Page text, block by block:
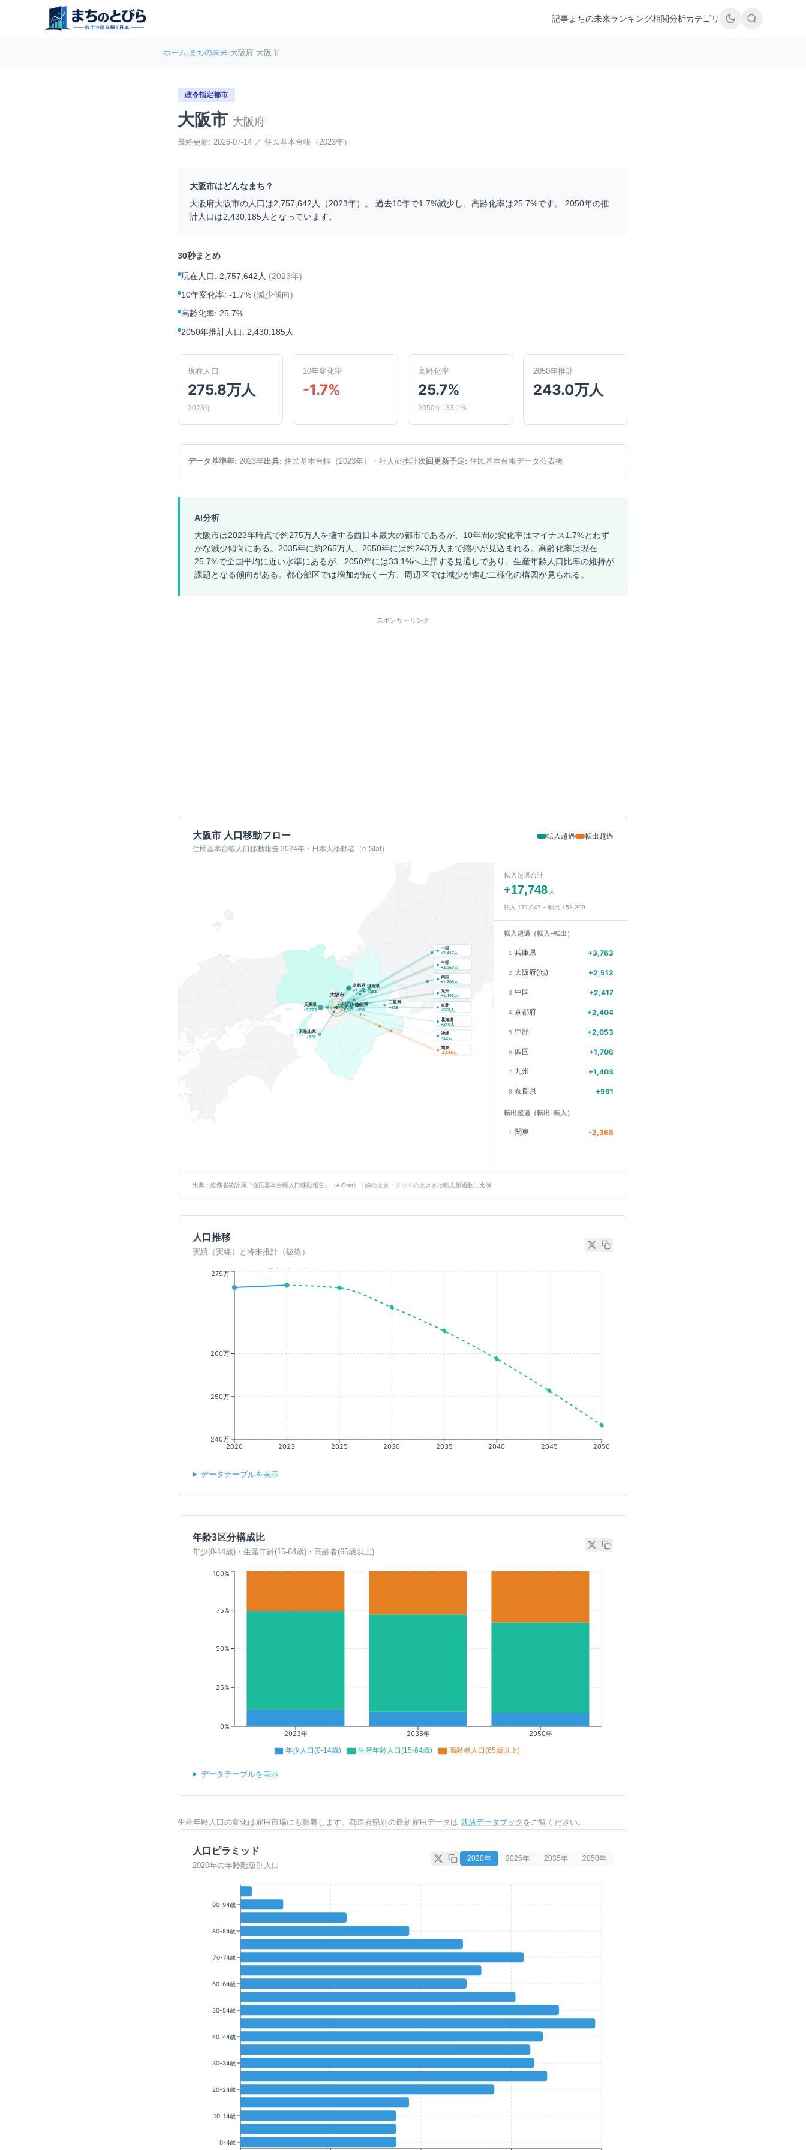
記事まちの未来ランキング相関分析カテゴリ
ホーム›まちの未来›大阪府 大阪市
政令指定都市
大阪市 大阪府
最終更新: 2026-07-14 ／ 住民基本台帳（2023年）
大阪市はどんなまち？
大阪府大阪市の人口は2,757,642 人（2023年）。 過去10年で1.7%減少し、高齢化率は25.7%です。 2050年の推
計人口は2,430,185人となっています。
30秒まとめ
現在人口: 2,757,642人 (2023年)
10年変化率: -1.7% (減少傾向)
高齢化率: 25.7%
2050年推計人口: 2,430,185人
現在人口
275.8万人
2023年
10年変化率
-1.7%
高齢化率
25.7%
2050年: 33.1%
2050年推計
243.0万人
データ基準年: 2023年出典: 住民基本台帳（2023年） ・社人研推計次回更新予定: 住民基本台帳データ公表後
AI分析
大阪市は2023年時点で約275万人を擁する西日本最大の都市であるが、10年間の変化率はマイナス1.7%とわず
かな減少傾向にある。2035年に約265万人、2050年には約243万人まで縮小が見込まれる。高齢化率は現在
25.7%で全国平均に近い水準にあるが、2050年には33.1%へ上昇する見通しであり、生産年齢人口比率の維持が
課題となる傾向がある。都心部区では増加が続く一方、周辺区では減少が進む二極化の構図が見られる。
スポンサーリンク
大阪市 人口移動フロー
住民基本台帳人口移動報告 2024年・日本人移動者（e-Stat）
転入超過 転出超過
兵庫県
+3,763
大阪府(他)
+2,512
京都府
+2,404
奈良県
+991
和歌山県
+822
滋賀県
+784
三重県
+439
大阪市
中国
+2,417人
中部
+2,053人
四国
+1,706人
九州
+1,403人
東北
+570人
北海道
+240人
沖縄
+12人
関東
-2,368人
転入超過合計
+17,748 人
転入 171,047 − 転出 153,299
転入超過（転入−転出）
1 兵庫県 +3,763
2 大阪府(他) +2,512
3 中国 +2,417
4 京都府 +2,404
5 中部 +2,053
6 四国 +1,706
7 九州 +1,403
8 奈良県 +991
転出超過（転出−転入）
1 関東 -2,368
出典：総務省統計局「住民基本台帳人口移動報告」（e-Stat）｜線の太さ・ドットの大きさは転入超過数に比例
人口推移
実績（実線）と将来推計（破線）
2020 2023 2025 2030 2035 2040 2045 2050
240万
250万
260万
279万
データテーブルを表示
年齢3区分構成比
年少(0-14歳)・生産年齢(15-64歳)・高齢者(65歳以上)
2023年 2035年 2050年
0%
25%
50%
75%
100%
年少人口(0-14歳) 生産年齢人口(15-64歳) 高齢者人口(65歳以上)
データテーブルを表示
生産年齢人口の変化は雇用市場にも影響します。都道府県別の最新雇用データは 就活データブック をご覧ください。
人口ピラミッド
2020年の年齢階級別人口
2020年 2025年 2035年 2050年
90-94歳
80-84歳
70-74歳
60-64歳
50-54歳
40-44歳
30-34歳
20-24歳
10-14歳
0-4歳